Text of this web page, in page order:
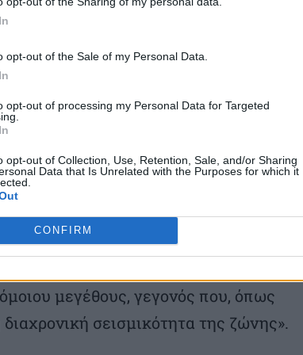
opt-out of the Sale of my Personal Data.
opt-out of processing my Personal Data for Targeted
opt-out of Collection, Use, Retention, Sale, and/or Sharing
Data that Is Unrelated with the Purposes for which it
CONFIRM
διαπιστώθηκε ότι έχουν
της Λεκάνης του Προκοπίου, τα
Αντίθετα τα εξωτερικά ρήγματα
δυναμικότητα παραμένουν
η ευρύτερη περιοχή της Κεντρικής
τα προηγούμενα χρόνια σεισμική
μεγέθους, γεγονός που, όπως
σεισμικότητα της ζώνης».